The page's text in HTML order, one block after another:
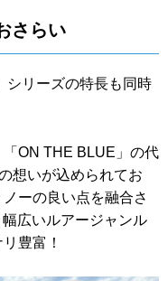
さらい
シリーズの特長も同時
ON THE BLUE」の代
想いが込められてお
ーの良い点を融合さ
広いルアージャンル
豊富！